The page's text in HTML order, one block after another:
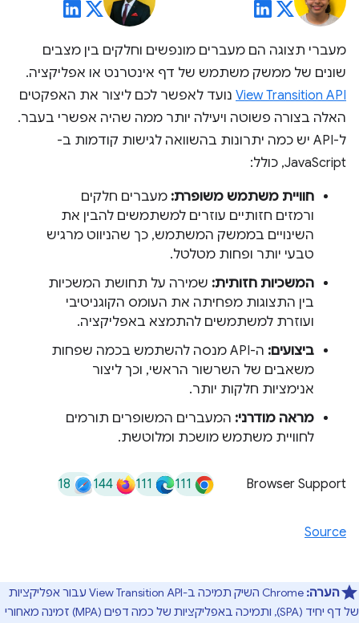
מעברי תצוגה הם מעברים מונפשים וחלקים בין מצבים
שונים של ממשק משתמש של דף אינטרנט או אפליקציה.
View Transition API נועד לאפשר לכם ליצור את האפקטים
האלה בצורה פשוטה ויעילה יותר ממה שהיה אפשרי בעבר.
ל-API יש כמה יתרונות בהשוואה לגישות קודמות ב-
JavaScript, כולל:
חוויית משתמש משופרת: מעברים חלקים
ורמזים חזותיים עוזרים למשתמשים להבין את
השינויים בממשק המשתמש, כך שהניווט מרגיש
טבעי יותר ופחות מטלטל.
המשכיות חזותית: שמירה על תחושת המשכיות
בין התצוגות מפחיתה את העומס הקוגניטיבי
ועוזרת למשתמשים להתמצא באפליקציה.
ביצועים:
ה-API מנסה להשתמש בכמה שפחות
משאבים של השרשור הראשי, וכך ליצור
אנימציות חלקות יותר.
מראה מודרני: המעברים המשופרים תורמים
לחוויית משתמש מושכת ומלוטשת.
Browser Support
111
111
144
18
Source
הערה:
Chrome השיק תמיכה ב-View Transition API עבור אפליקציות
של דף יחיד (SPA), ותמיכה באפליקציות של כמה דפים (MPA) זמינה מאחורי